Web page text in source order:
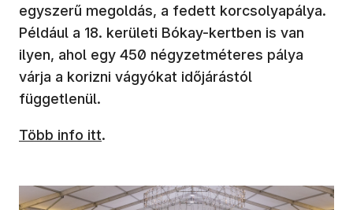
egyszerű megoldás, a fedett korcsolyapálya.
Például a 18. kerületi Bókay-kertben is van
ilyen, ahol egy 450 négyzetméteres pálya
várja a korizni vágyókat időjárástól
függetlenül.
Több info itt.